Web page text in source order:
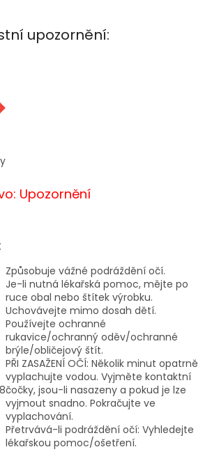
upozornění:
Upozornění
Způsobuje vážné podráždění očí.
Je-li nutná lékařská pomoc, mějte po
ruce obal nebo štítek výrobku.
Uchovávejte mimo dosah dětí.
Používejte ochranné
rukavice/ochranný oděv/ochranné
brýle/obličejový štít.
PŘI ZASAŽENÍ OČÍ: Několik minut opatrně
vyplachujte vodou. Vyjměte kontaktní
čočky, jsou-li nasazeny a pokud je lze
vyjmout snadno. Pokračujte ve
vyplachování.
Přetrvává-li podráždění očí: Vyhledejte
lékařskou pomoc/ošetření.